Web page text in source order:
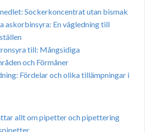
Sockerkoncentrat utan bismak
askorbinsyra: En vägledning till
till: Mångsidiga
och Förmåner
Fördelar och olika tillämpningar i
allt om pipetter och pipettering